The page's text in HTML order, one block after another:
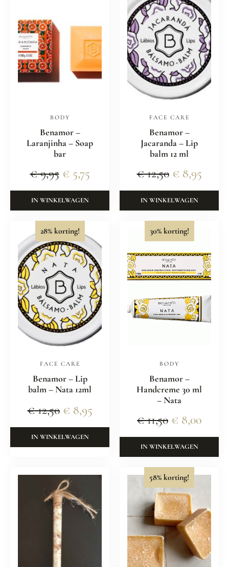
BODY
Benamor –
Laranjinha – Soap
bar
€9,95 € 5,75
IN WINKELWAGEN
FACE CARE
Benamor –
Jacaranda – Lip
balm 12 ml
€12,50 € 8,95
IN WINKELWAGEN
28% korting!
FACE CARE
Benamor – Lip
balm – Nata 12ml
€12,50 € 8,95
IN WINKELWAGEN
30% korting!
BODY
Benamor –
Handcreme 30 ml
– Nata
€11,50 € 8,00
IN WINKELWAGEN
58% korting!